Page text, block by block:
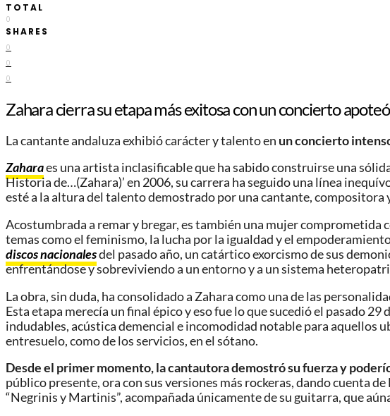
TOTAL
0
SHARES
0
0
0
Zahara cierra su etapa más exitosa con un concierto
La cantante andaluza exhibió carácter y talento en un concierto
Zaharaes una artista inclasificable que ha sabido construirse una
Historia de…(Zahara)’ en 2006, su carrera ha seguido una línea
esté a la altura del talento demostrado por una cantante,
Acostumbrada a remar y bregar, es también una mujer comprometida
temas como el feminismo, la lucha por la igualdad y el
discos nacionalesdel pasado año, un catártico exorcismo de sus
enfrentándose y sobreviviendo a un entorno y a un sistema
La obra, sin duda, ha consolidado a Zahara como una de las
Esta etapa merecía un final épico y eso fue lo que sucedió el pasado
indudables, acústica demencial e incomodidad notable para aquellos
entresuelo, como de los servicios, en el sótano.
Desde el primer momento, la cantautora demostró su fuerza y
público presente, ora con sus versiones más rockeras, dando cuenta
“Negrinis y Martinis”, acompañada únicamente de su guitarra, que